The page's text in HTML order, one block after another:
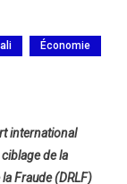
Économie
international
de la
Fraude (DRLF)